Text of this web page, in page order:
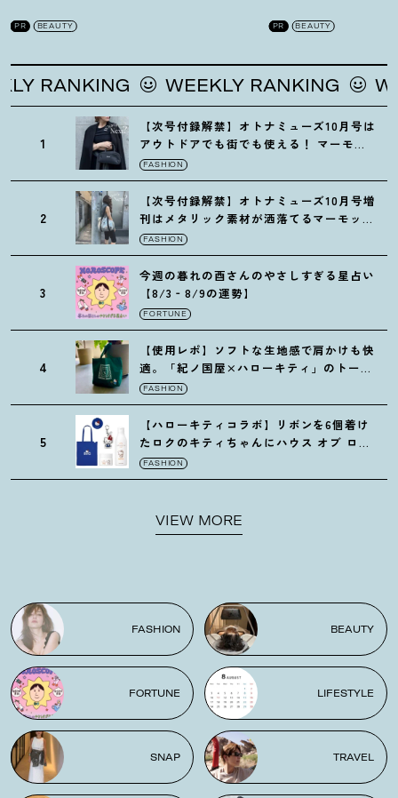
PR BEAUTY PR BEAUTY
WEEKLY RANKING WEEKLY
1
【次号付録解禁】オトナミューズ10月号は
アウトドアでも街でも使える ！ マーモッ
トの黒ショルダー
FASHION
2
【次号付録解禁】オトナミューズ10月号増
刊はメタリック素材が洒落てるマーモット
の保冷バッグ
FASHION
3
今週の暮れの酉さんのやさしすぎる星占い
【8/3‐8/9の運勢】
FORTUNE
4
【使用レポ】ソフトな生地感で肩かけも快
適。「紀ノ国屋×ハローキティ」のトート
がガシガシ使えて最高です
FASHION
5
【ハローキティコラボ】リボンを6個着け
たロクのキティちゃんにハウス オブ ロー
ゼの限定パケも
FASHION
VIEW MORE
FASHION BEAUTY
FORTUNE LIFESTYLE
SNAP TRAVEL